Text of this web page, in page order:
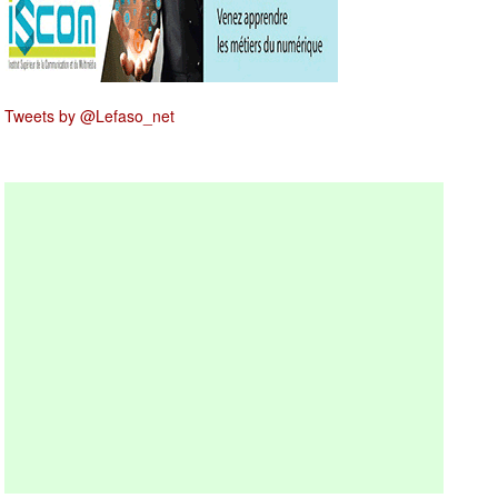
Tweets by @Lefaso_net